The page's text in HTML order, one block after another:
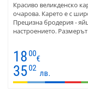
Красиво великденско
очарова. Карето е с
Прецизна бродерия -
настроението.
18 00
€
35 02
лв.